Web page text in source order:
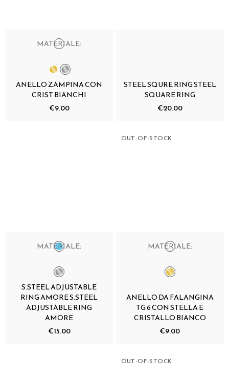
MATERIALE:
ANELLO ZAMPINA CON
CRIST BIANCHI
€9.00
STEEL SQURE RING STEEL
SQUARE RING
€20.00
MATERIALE:
S.STEEL ADJUSTABLE
RING AMORE S.STEEL
ADJUSTABLE RING
AMORE
€15.00
OUT-OF-STOCK
MATERIALE:
ANELLO DA FALANGINA
TG 6 CON STELLA E
CRISTALLO BIANCO
€9.00
OUT-OF-STOCK